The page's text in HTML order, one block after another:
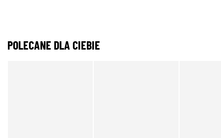
POLECANE DLA CIEBIE